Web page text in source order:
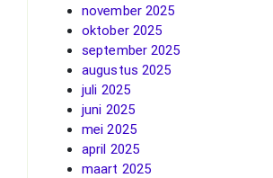
november 2025
oktober 2025
september 2025
augustus 2025
juli 2025
juni 2025
mei 2025
april 2025
maart 2025